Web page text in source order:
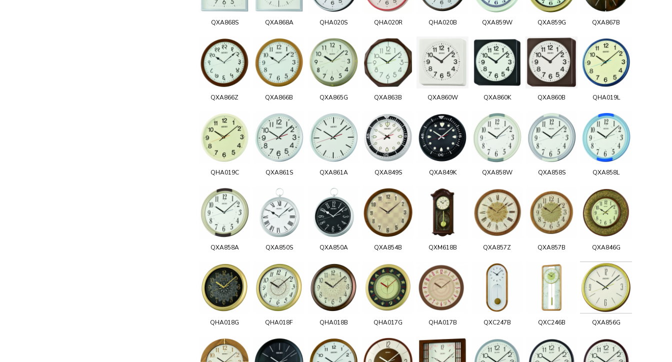
QXA868S QXA868A QHA020S QHA020R QHA020B QXA859W QXA859G QXA867B
QXA866Z QXA866B QXA865G QXA863B QXA860W QXA860K QXA860B QHA019L
QHA019C QXA861S QXA861A QXA849S QXA849K QXA858W QXA858S QXA858L
QXA858A QXA850S QXA850A QXA854B QXM618B QXA857Z QXA857B QXA846G
QHA018G QHA018F QHA018B QHA017G QHA017B QXC247B QXC246B QXA856G